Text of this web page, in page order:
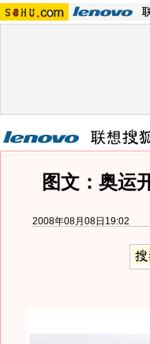
图文：奥运
2008年08月08日19:02